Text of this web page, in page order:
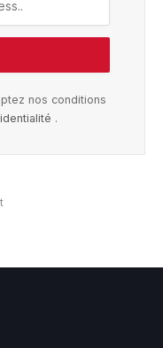
nos conditions
.